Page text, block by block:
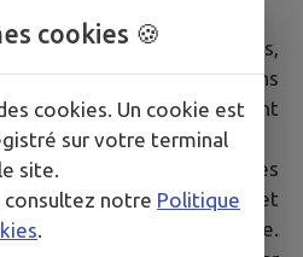
SAS.
images, photographies,
œuvres intégrées dans
la Mairie ou de tiers ayant
constituent des œuvres
par les articles L.111-1 et
la propriété intellectuelle.
cookies 🍪
cookies. Un cookie est
sur votre terminal
site.
consultez notre Politique
.